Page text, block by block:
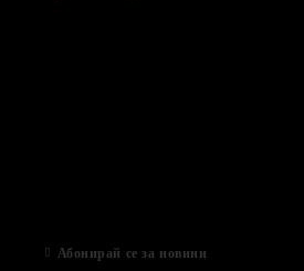
Абонирай се за новини